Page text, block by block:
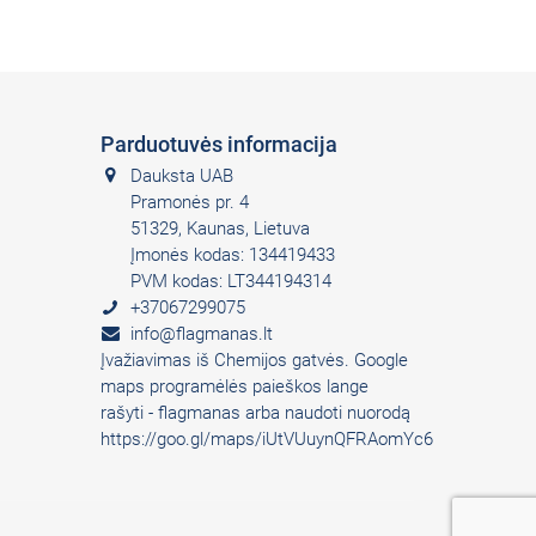
Parduotuvės informacija
Dauksta UAB
Pramonės pr. 4
51329, Kaunas, Lietuva
Įmonės kodas: 134419433
PVM kodas: LT344194314
+37067299075
info@flagmanas.lt
Įvažiavimas iš Chemijos gatvės. Google
maps programėlės paieškos lange
rašyti - flagmanas arba naudoti nuorodą
https://goo.gl/maps/iUtVUuynQFRAomYc6